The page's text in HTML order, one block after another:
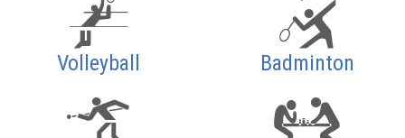
Volleyball Badminton